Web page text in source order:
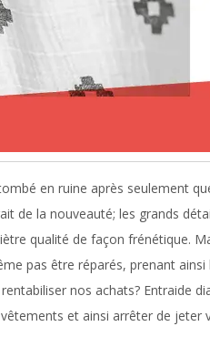
en ruine après seulement
de la nouveauté; les grands
qualité de façon frénétique.
pas être réparés, prenant ainsi
nos achats? Entraide
et ainsi arrêter de jeter